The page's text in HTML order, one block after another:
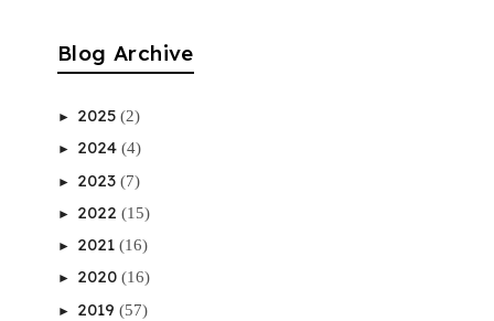
Blog Archive
► 2025 (2)
► 2024 (4)
► 2023 (7)
► 2022 (15)
► 2021 (16)
► 2020 (16)
► 2019 (57)